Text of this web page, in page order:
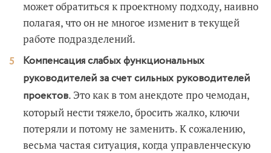
может обратиться к проектному подходу, наивно
полагая, что он не многое изменит в текущей
работе подразделений.
Компенсация слабых функциональных
руководителей за счет сильных руководителей
проектов. Это как в том анекдоте про чемодан,
который нести тяжело, бросить жалко, ключи
потеряли и потому не заменить. К сожалению,
весьма частая ситуация, когда управленческую